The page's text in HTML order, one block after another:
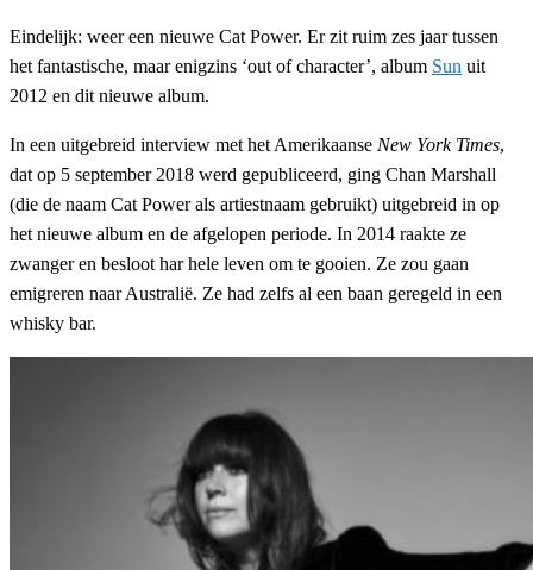
Eindelijk: weer een nieuwe Cat Power. Er zit ruim zes jaar tussen
het fantastische, maar enigzins ‘out of character’, album Sun uit
2012 en dit nieuwe album.
In een uitgebreid interview met het Amerikaanse New York Times,
dat op 5 september 2018 werd gepubliceerd, ging Chan Marshall
(die de naam Cat Power als artiestnaam gebruikt) uitgebreid in op
het nieuwe album en de afgelopen periode. In 2014 raakte ze
zwanger en besloot har hele leven om te gooien. Ze zou gaan
emigreren naar Australië. Ze had zelfs al een baan geregeld in een
whisky bar.